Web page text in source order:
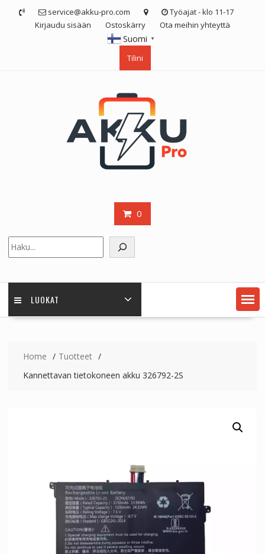
service@akku-pro.com
Työajat - klo 11-17
Kirjaudu sisään
Ostoskärry Ota meihin yhteyttä
Suomi ▼
Tilini
0
LUOKAT
Home
Tuotteet
Kannettavan tietokoneen akku 326792-2S